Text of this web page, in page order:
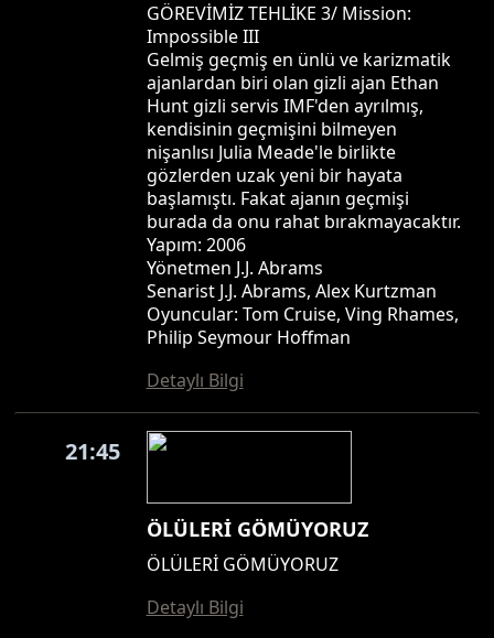
GÖREVİMİZ TEHLİKE 3/ Mission:
Impossible III
Gelmiş geçmiş en ünlü ve karizmatik
ajanlardan biri olan gizli ajan Ethan
Hunt gizli servis IMF'den ayrılmış,
kendisinin geçmişini bilmeyen
nişanlısı Julia Meade'le birlikte
gözlerden uzak yeni bir hayata
başlamıştı. Fakat ajanın geçmişi
burada da onu rahat bırakmayacaktır.
Yapım: 2006
Yönetmen J.J. Abrams
Senarist J.J. Abrams, Alex Kurtzman
Oyuncular: Tom Cruise, Ving Rhames,
Philip Seymour Hoffman
Detaylı Bilgi
21:45
ÖLÜLERİ GÖMÜYORUZ
ÖLÜLERİ GÖMÜYORUZ
Detaylı Bilgi